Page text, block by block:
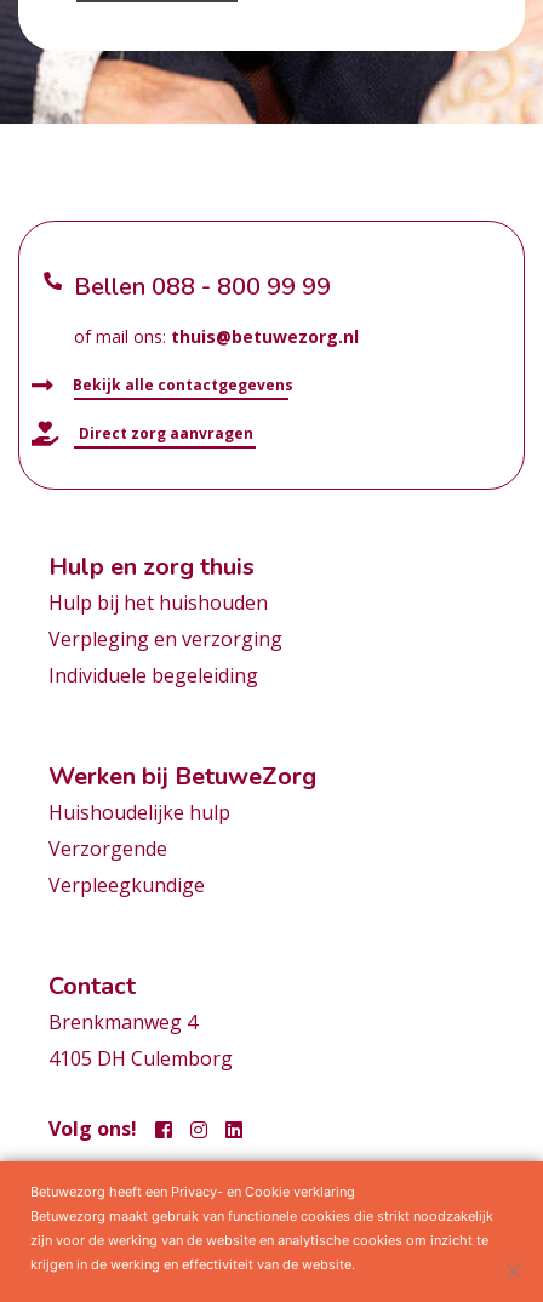
Bellen 088 - 800 99 99
of mail ons: thuis@betuwezorg.nl
Bekijk alle contactgegevens
Direct zorg aanvragen
Hulp en zorg thuis
Hulp bij het huishouden
Verpleging en verzorging
Individuele begeleiding
Werken bij BetuweZorg
Huishoudelijke hulp
Verzorgende
Verpleegkundige
Contact
Brenkmanweg 4
4105 DH Culemborg
Volg ons!
Samenwerkingen Privacy statement Algemene voorwaarden
Betuwezorg heeft een Privacy- en Cookie verklaring
Betuwezorg maakt gebruik van functionele cookies die strikt noodzakelijk
zijn voor de werking van de website en analytische cookies om inzicht te
krijgen in de werking en effectiviteit van de website.